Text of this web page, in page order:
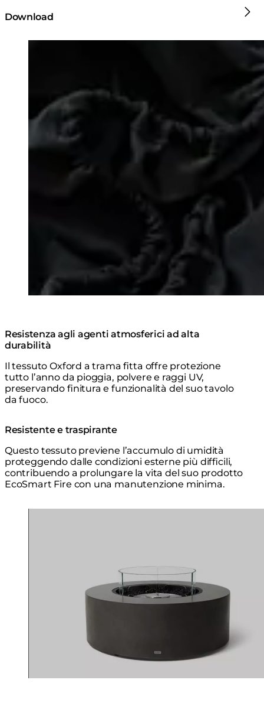
Download
Resistenza agli agenti atmosferici ad alta
durabilità
Il tessuto Oxford a trama fitta offre protezione
tutto l’anno da pioggia, polvere e raggi UV,
preservando finitura e funzionalità del suo tavolo
da fuoco.
Resistente e traspirante
Questo tessuto previene l’accumulo di umidità
proteggendo dalle condizioni esterne più difficili,
contribuendo a prolungare la vita del suo prodotto
EcoSmart Fire con una manutenzione minima.